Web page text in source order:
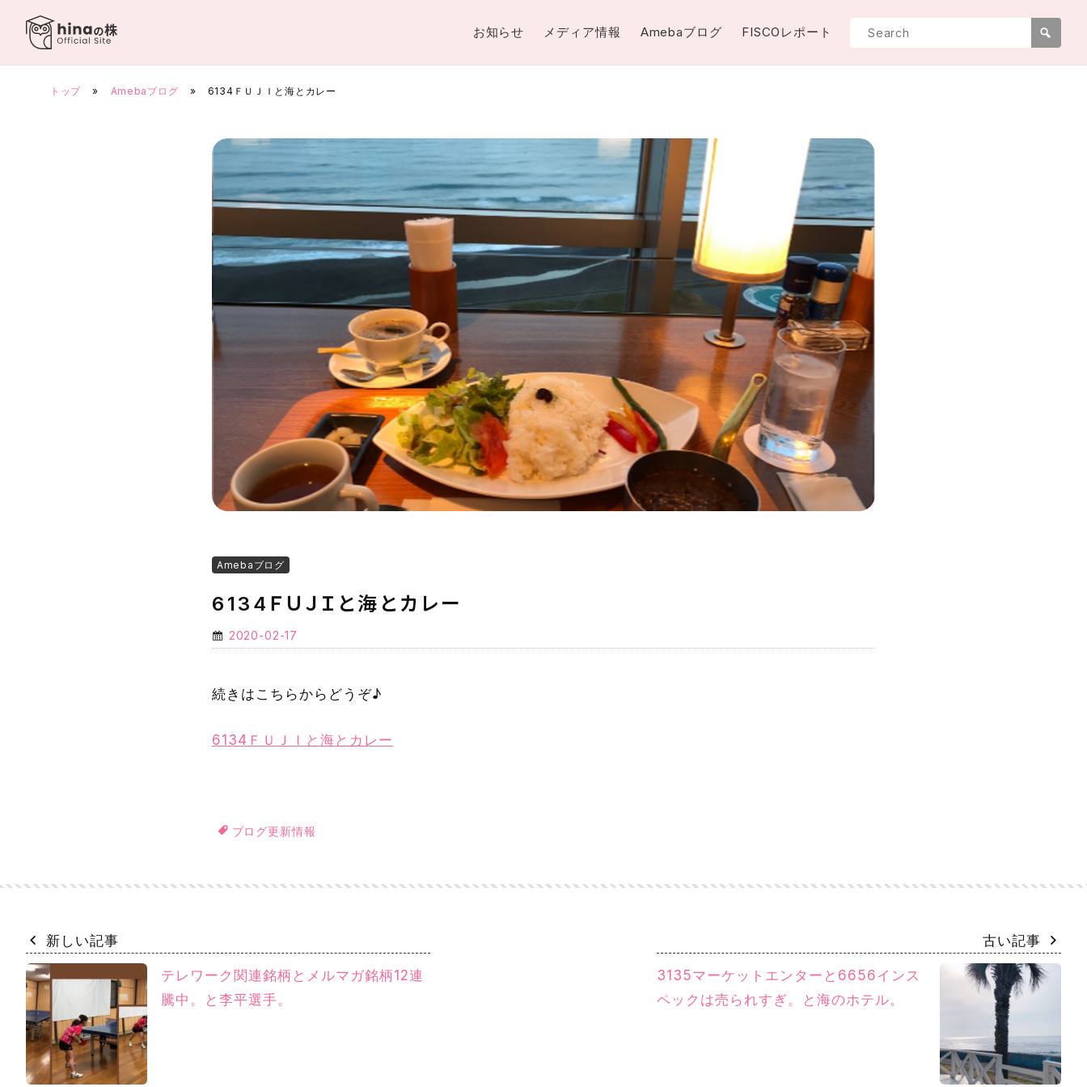
お知らせ メディア情報 Amebaブログ FISCOレポート
トップ » Amebaブログ » 6134ＦＵＪＩと海とカレー
Amebaブログ
6134ＦＵＪＩと海とカレー
2020-02-17
続きはこちらからどうぞ♪
6134ＦＵＪＩと海とカレー
ブログ更新情報
新しい記事
テレワーク関連銘柄とメルマガ銘柄12連
騰中。と李平選手。
古い記事
3135マーケットエンターと6656インス
ペックは売られすぎ。と海のホテル。